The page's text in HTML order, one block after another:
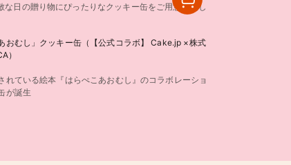
日の贈り物にぴったりなクッキー缶をご用意いたし
おむし」クッキー缶（【公式コラボ】 Cake.jp ×株式
）
れている絵本『はらぺこあおむし』のコラボレーショ
が誕生